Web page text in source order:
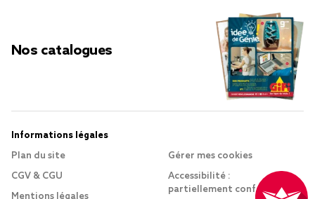
Nos catalogues
Informations légales
Plan du site
CGV & CGU
Mentions légales
Gérer mes cookies
Accessibilité :
partiellement conforme